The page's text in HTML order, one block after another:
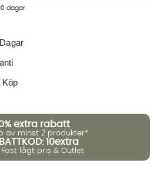
dagar
Köp
extra rabatt
av minst 2 produkter*
10extra
Fast lågt pris & Outlet
svara på dina frågor. Konversationen
för att kunna hjälpa dig. Vi delar
med tredje part. Läs mer i vår